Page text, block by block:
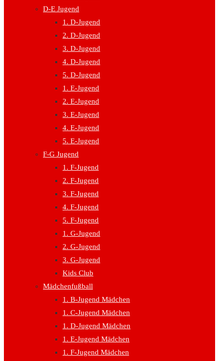
D-E Jugend
1. D-Jugend
2. D-Jugend
3. D-Jugend
4. D-Jugend
5. D-Jugend
1. E-Jugend
2. E-Jugend
3. E-Jugend
4. E-Jugend
5. E-Jugend
F-G Jugend
1. F-Jugend
2. F-Jugend
3. F-Jugend
4. F-Jugend
5. F-Jugend
1. G-Jugend
2. G-Jugend
3. G-Jugend
Kids Club
Mädchenfußball
1. B-Jugend Mädchen
1. C-Jugend Mädchen
1. D-Jugend Mädchen
1. E-Jugend Mädchen
1. F-Jugend Mädchen